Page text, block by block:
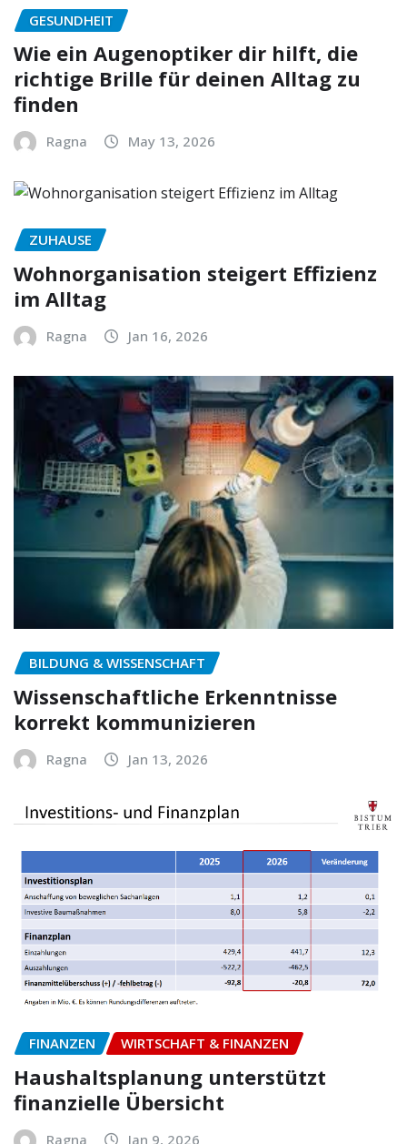
GESUNDHEIT
Wie ein Augenoptiker dir hilft, die
richtige Brille für deinen Alltag zu
finden
Ragna May 13, 2026
ZUHAUSE
Wohnorganisation steigert Effizienz
im Alltag
Ragna Jan 16, 2026
BILDUNG & WISSENSCHAFT
Wissenschaftliche Erkenntnisse
korrekt kommunizieren
Ragna Jan 13, 2026
FINANZEN WIRTSCHAFT & FINANZEN
Haushaltsplanung unterstützt
finanzielle Übersicht
Ragna Jan 9, 2026